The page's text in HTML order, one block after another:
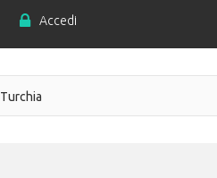
Accedi
Turchia